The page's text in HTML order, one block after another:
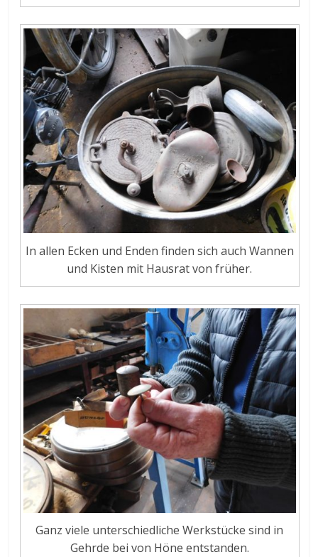
In allen Ecken und Enden finden sich auch Wannen
und Kisten mit Hausrat von früher.
Ganz viele unterschiedliche Werkstücke sind in
Gehrde bei von Höne entstanden.